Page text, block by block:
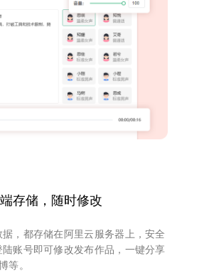
存储，随时修改
，都存储在阿里云服务器上，安全
账号即可修改发布作品，一键分享
等。